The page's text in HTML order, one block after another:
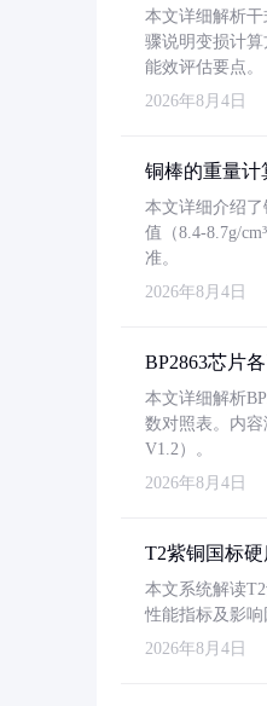
本文详细解析干
骤说明变损计
能效评估要点。
2026年8月4日
铜棒的重量计
本文详细介绍
值（8.4-8.7g/
准。
2026年8月4日
BP2863芯片
本文详细解析
数对照表。内
V1.2）。
2026年8月4日
T2紫铜国标
本文系统解读
性能指标及影响
2026年8月4日